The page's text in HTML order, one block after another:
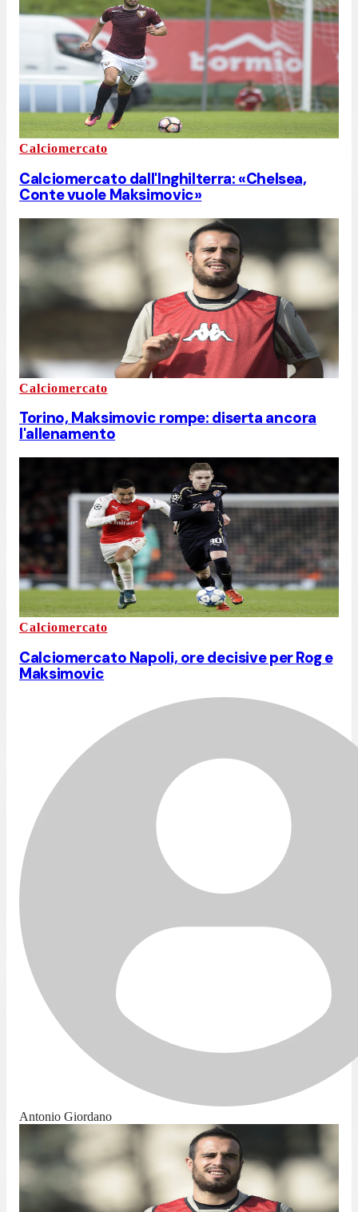
Calciomercato
Calciomercato dall'Inghilterra: «Chelsea,
Conte vuole Maksimovic»
Calciomercato
Torino, Maksimovic rompe: diserta ancora
l'allenamento
Calciomercato
Calciomercato Napoli, ore decisive per Rog e
Maksimovic
Antonio Giordano